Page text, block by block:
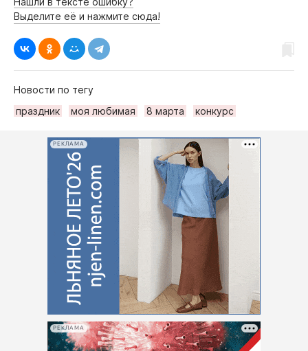
Выделите её и нажмите сюда!
Новости по тегу
праздник
моя любимая 8 марта конкурс
РЕКЛАМА
РЕКЛАМА